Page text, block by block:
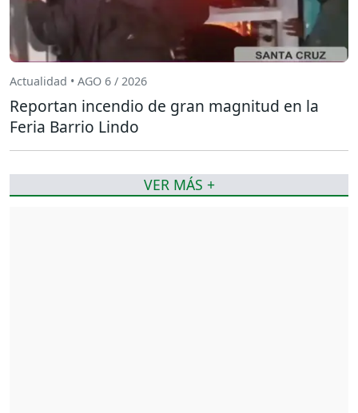
Actualidad • AGO 6 / 2026
Reportan incendio de gran magnitud en la
Feria Barrio Lindo
VER MÁS +